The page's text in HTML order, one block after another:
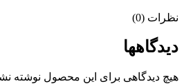
نظرات (0)
دیدگاهها
هیچ دیدگاهی برای این محصول نوشته